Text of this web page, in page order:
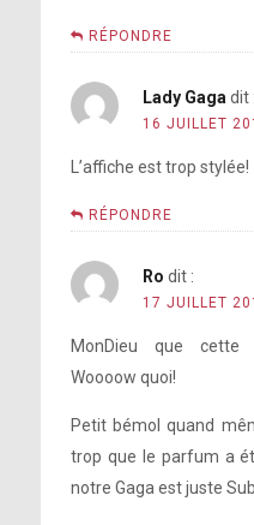
RÉPONDRE
Lady Gaga dit :
16 JUILLET
L’affiche est trop stylée!
RÉPONDRE
Ro dit :
17 JUILLET
MonDieu que cette
Woooow quoi!
Petit bémol quand
trop que le parfum a
notre Gaga est juste